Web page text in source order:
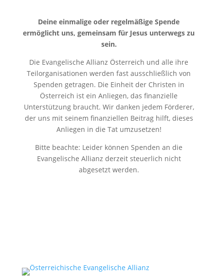
Deine einmalige oder regelmäßige Spende
ermöglicht uns, gemeinsam für Jesus unterwegs zu
sein.
Die Evangelische Allianz Österreich und alle ihre
Teilorganisationen werden fast ausschließlich von
Spenden getragen. Die Einheit der Christen in
Österreich ist ein Anliegen, das finanzielle
Unterstützung braucht. Wir danken jedem Förderer,
der uns mit seinem finanziellen Beitrag hilft, dieses
Anliegen in die Tat umzusetzen!
Bitte beachte: Leider können Spenden an die
Evangelische Allianz derzeit steuerlich nicht
abgesetzt werden.